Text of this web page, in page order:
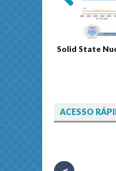
Solid State
ACESSO